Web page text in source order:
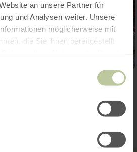
an unsere Partner für
und Analysen weiter. Unsere
möglicherweise mit
die Sie ihnen bereitgestellt